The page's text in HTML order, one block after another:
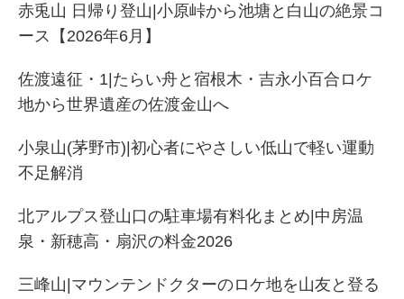
赤兎山 日帰り登山|小原峠から池塘と白山の絶景コ
ース【2026年6月】
佐渡遠征・1|たらい舟と宿根木・吉永小百合ロケ
地から世界遺産の佐渡金山へ
小泉山(茅野市)|初心者にやさしい低山で軽い運動
不足解消
北アルプス登山口の駐車場有料化まとめ|中房温
泉・新穂高・扇沢の料金2026
三峰山|マウンテンドクターのロケ地を山友と登る